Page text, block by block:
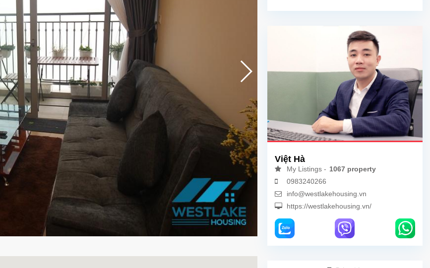
Việt Hà
My Listings - 1067 property
0983240266
info@westlakehousing.vn
https://westlakehousing.vn/